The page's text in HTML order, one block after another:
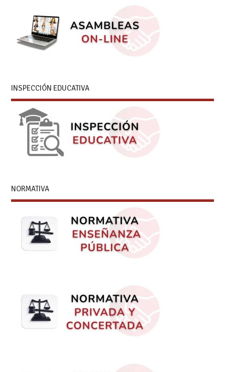
INSPECCIÓN EDUCATIVA
NORMATIVA